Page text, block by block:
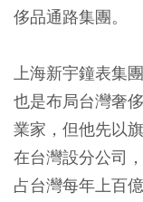
侈品通路集團。
上海新宇鐘表集
也是布局台灣奢
業家，但他先以
在台灣設分公司
占台灣每年上百